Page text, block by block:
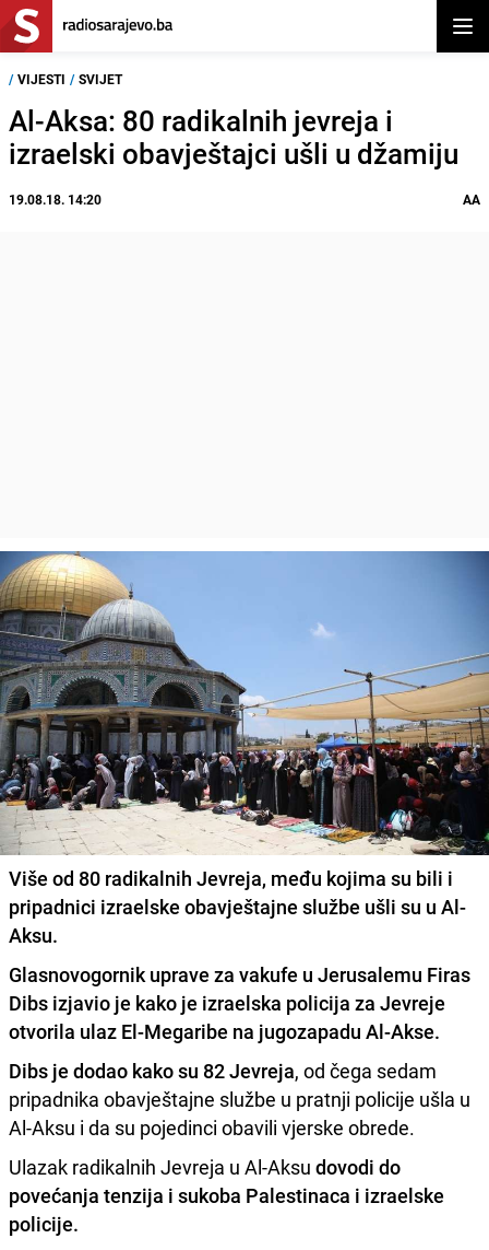
/ VIJESTI / SVIJET
Al-Aksa: 80 radikalnih jevreja i
izraelski obavještajci ušli u džamiju
19.08.18. 14:20 AA
Više od 80 radikalnih Jevreja, među kojima su bili i
pripadnici izraelske obavještajne službe ušli su u Al-
Aksu.
Glasnovogornik uprave za vakufe u Jerusalemu Firas
Dibs izjavio je kako je izraelska policija za Jevreje
otvorila ulaz El-Megaribe na jugozapadu Al-Akse.
Dibs je dodao kako su 82 Jevreja, od čega sedam
pripadnika obavještajne službe u pratnji policije ušla u
Al-Aksu i da su pojedinci obavili vjerske obrede.
Ulazak radikalnih Jevreja u Al-Aksu dovodi do
povećanja tenzija i sukoba Palestinaca i izraelske
policije.